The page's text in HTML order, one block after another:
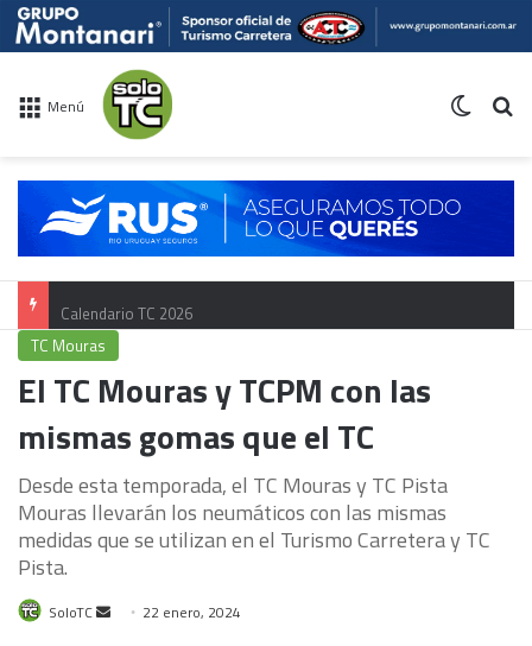
Menú
Calendario TC 2026
TC Mouras
El TC Mouras y TCPM con las
mismas gomas que el TC
Desde esta temporada, el TC Mouras y TC Pista
Mouras llevarán los neumáticos con las mismas
medidas que se utilizan en el Turismo Carretera y TC
Pista.
SoloTC
Send 22 enero, 2024